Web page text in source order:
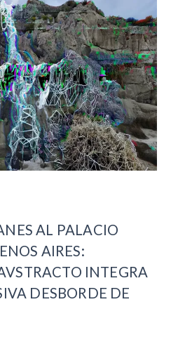
AL PALACIO
AIRES:
INTEGRA
DESBORDE DE